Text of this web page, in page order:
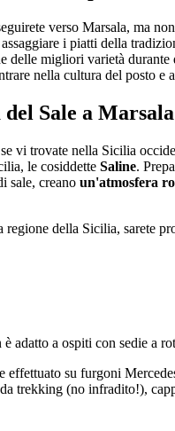
verso Marsala, ma
i piatti della
delle migliori varietà
nella cultura del posto e
Sale a Marsala
vi trovate nella Sicilia
le cosiddette Saline.
sale, creano un'atmosfera
regione della Sicilia, sarete
adatto a ospiti con sedie a
effettuato su furgoni
trekking (no infradito!),